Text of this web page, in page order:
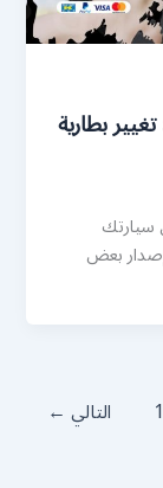
تبديل بطارية سيارة السلام 55445363 تغيير بطارية
سيارتك
إصدار بعض
التالي ←